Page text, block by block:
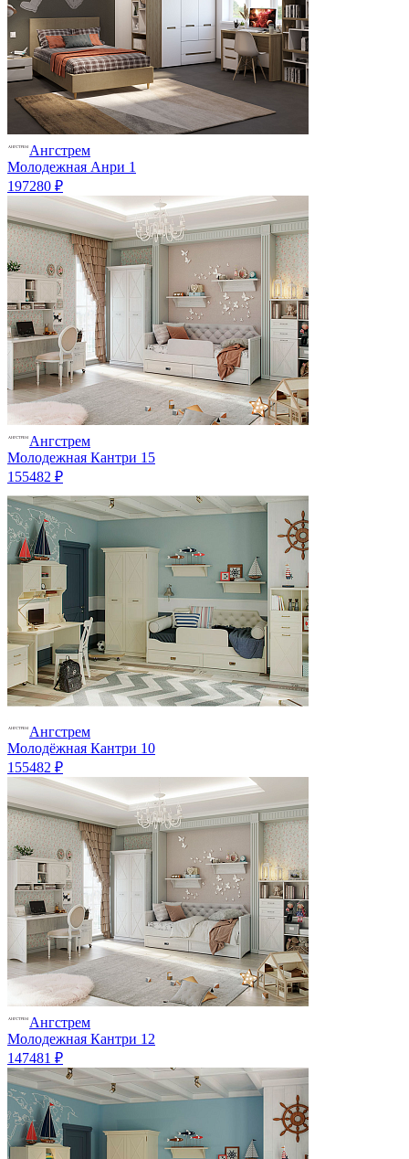
Ангстрем
Молодежная Анри 1
197280 ₽
Ангстрем
Молодежная Кантри 15
155482 ₽
Ангстрем
Молодёжная Кантри 10
155482 ₽
Ангстрем
Молодежная Кантри 12
147481 ₽